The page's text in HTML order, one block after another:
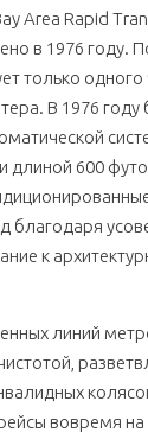
Area Rapid
в 1976 году.
только
В 1976
длиной 600
благодаря
к
линий
вовремя